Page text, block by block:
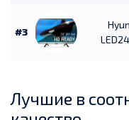
#3
Лучшие в